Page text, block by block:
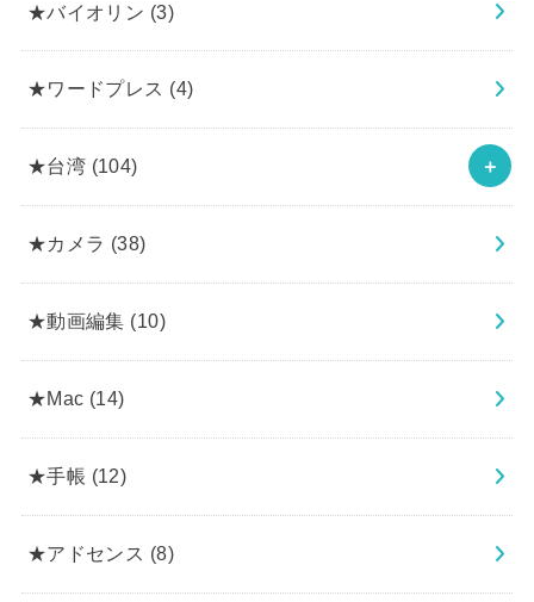
★バイオリン (3)
★ワードプレス (4)
★台湾 (104)
★カメラ (38)
★動画編集 (10)
★Mac (14)
★手帳 (12)
★アドセンス (8)